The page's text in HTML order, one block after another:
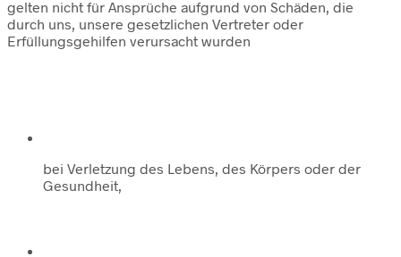
gelten nicht für Ansprüche aufgrund von Schäden, die
durch uns, unsere gesetzlichen Vertreter oder
Erfüllungsgehilfen verursacht wurden
bei Verletzung des Lebens, des Körpers oder der
Gesundheit,